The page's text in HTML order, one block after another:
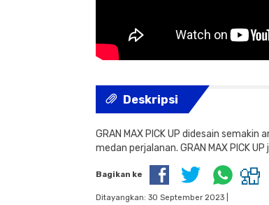
Deskripsi
GRAN MAX PICK UP didesain
medan perjalanan. GRAN MAX PICK
Bagikan ke
Ditayangkan: 30 September 2023 |